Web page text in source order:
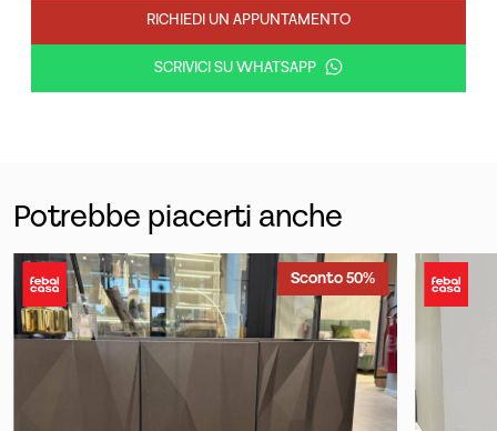
RICHIEDI UN APPUNTAMENTO
SCRIVICI SU WHATSAPP
Potrebbe piacerti anche
Sconto 50%